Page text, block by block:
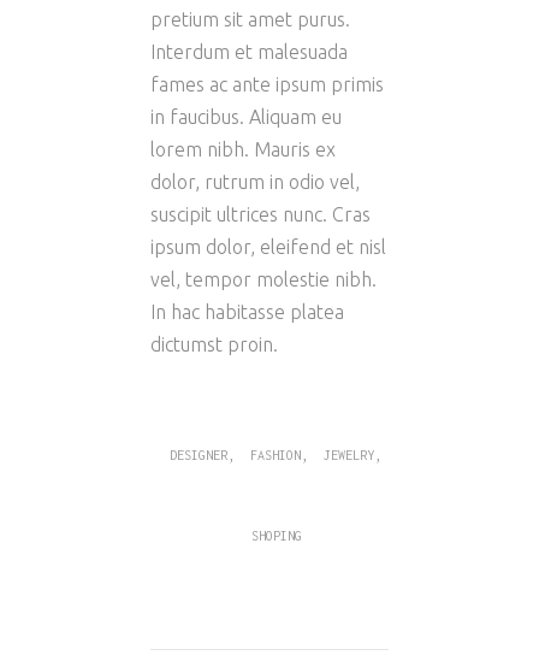
pretium sit amet purus.
Interdum et malesuada
fames ac ante ipsum primis
in faucibus. Aliquam eu
lorem nibh. Mauris ex
dolor, rutrum in odio vel,
suscipit ultrices nunc. Cras
ipsum dolor, eleifend et nisl
vel, tempor molestie nibh.
In hac habitasse platea
dictumst proin.
DESIGNER, FASHION, JEWELRY,
SHOPING